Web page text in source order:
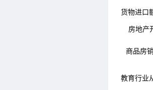
货物进口
房地产
商品房
教育行业